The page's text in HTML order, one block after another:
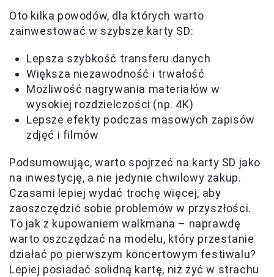
Oto kilka powodów, dla których warto
zainwestować w szybsze karty SD:
Lepsza szybkość transferu danych
Większa niezawodność i trwałość
Możliwość nagrywania materiałów w
wysokiej rozdzielczości (np. 4K)
Lepsze efekty podczas masowych zapisów
zdjęć i filmów
Podsumowując, warto spojrzeć na karty SD jako
na inwestycję, a nie jedynie chwilowy zakup.
Czasami lepiej wydać trochę więcej, aby
zaoszczędzić sobie problemów w przyszłości.
To jak z kupowaniem walkmana – naprawdę
warto oszczędzać na modelu, który przestanie
działać po pierwszym koncertowym festiwalu?
Lepiej posiadać solidną kartę, niż żyć w strachu